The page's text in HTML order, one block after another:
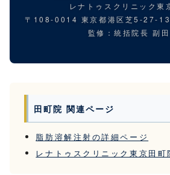
レナトゥスクリニック東
〒108-0014 東京都港区芝5-27-13
監修：統括院長 副
田町院 関連ページ
脂肪溶解注射の詳細ページ
レナトゥスクリニック東京田